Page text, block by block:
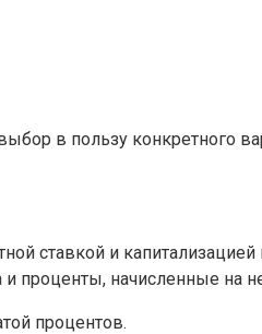
в пользу конкретного
ставкой и
проценты, начисленные на
процентов.